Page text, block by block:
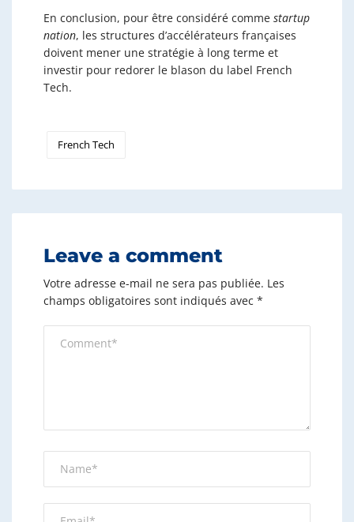
En conclusion, pour être considéré comme startup
nation, les structures d’accélérateurs françaises
doivent mener une stratégie à long terme et
investir pour redorer le blason du label French
Tech.
French Tech
Leave a comment
Votre adresse e-mail ne sera pas publiée. Les
champs obligatoires sont indiqués avec *